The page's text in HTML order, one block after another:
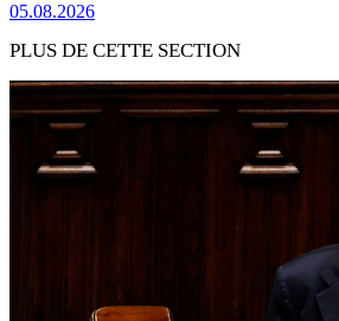
05.08.2026
PLUS DE CETTE SECTION